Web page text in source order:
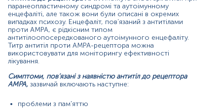
пухлина легень, молочної залози, тимома тощо).
Антитіла до рецептора AMPA також можуть виявлятися
разом з іншими аутоантитілами (антитіла проти
антигенів ANA, GAD-65, VGCC, SOX1, CV2 /CRMP5 і
TPO).
Матеріал
паранеопластичному синдромі та аутоімунному
енцефаліті, але також вони були описані в окремих
випадках психозу. Енцефаліт, пов’язаний з антитілами
проти AMPA, є рідкісним типом
антитілоопосередкованого аутоімунного енцефаліту.
Титр антитіл проти AMPA-рецептора можна
використовувати для моніторингу ефективності
лікування.
Симптоми, пов’язані з наявністю антитіл до рецептора
AMPA, зазвичай включають наступне:
проблеми з пам'яттю